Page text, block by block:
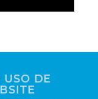
USO DE